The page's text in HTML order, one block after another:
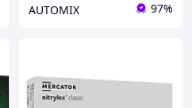
AUTOMIX 97%